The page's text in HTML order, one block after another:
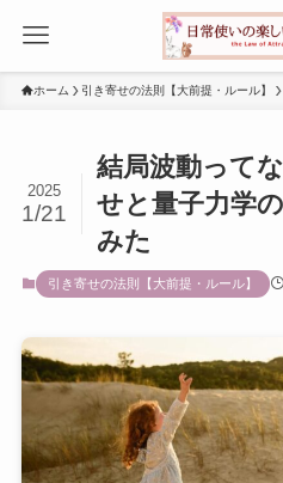
ホーム 引き寄せの法則【大前提・ルール】
結局波動って
せと量子力学
みた
2025
1/21
引き寄せの法則【大前提・ルール】